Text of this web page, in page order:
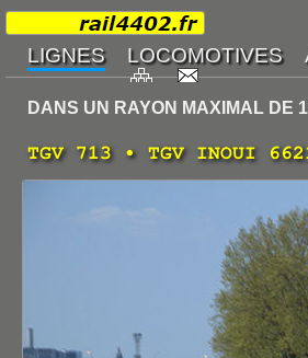
DANS UN RAYON MAXIMAL DE
TGV 713 • TGV INOUI 6621